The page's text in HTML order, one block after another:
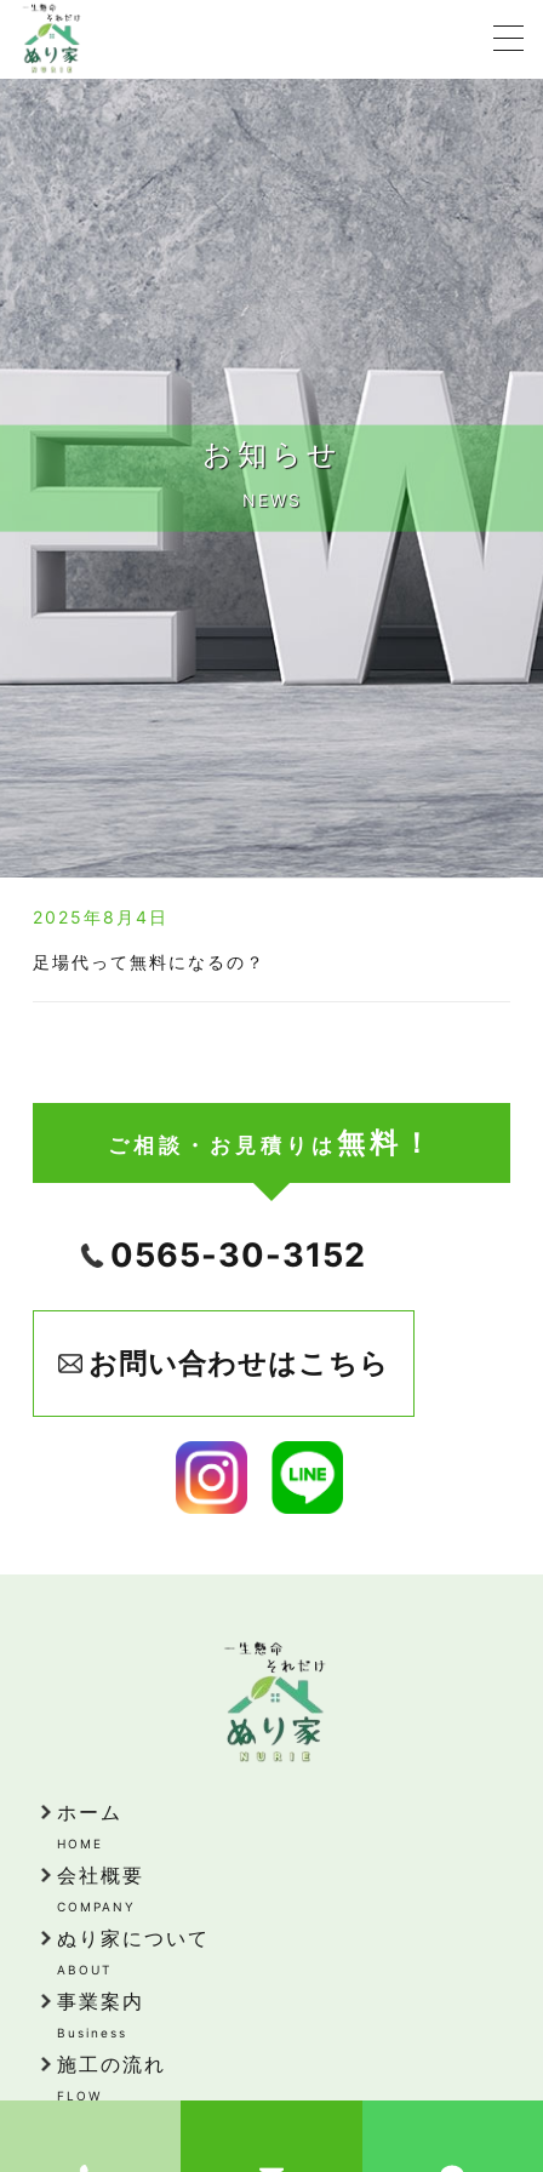
お知らせ
NEWS
2025年8月4日
足場代って無料になるの？
ご相談・お見積りは 無料！
0565-30-3152
お問い合わせはこちら
ホーム
HOME
会社概要
COMPANY
ぬり家について
ABOUT
事業案内
Business
施工の流れ
FLOW